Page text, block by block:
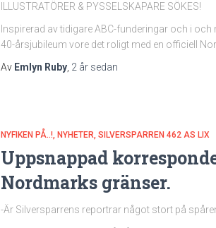
ILLUSTRATÖRER & PYSSELSKAPARE SÖKES!
Inspirerad av tidigare ABC-funderingar och i
40-årsjubileum vore det roligt med en officiell
Av Emlyn Ruby 2 år sedan
NYFIKEN PÅ..! NYHETER SILVERSPARREN 462 AS LIX
Uppsnappad
Nordmarks gränser.
-Är Silversparrens reportrar något stort på